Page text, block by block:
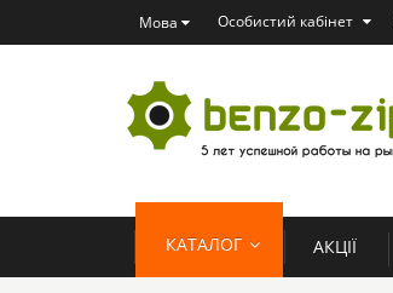
Мова Особистий кабінет
КАТАЛОГ АКЦІЇ